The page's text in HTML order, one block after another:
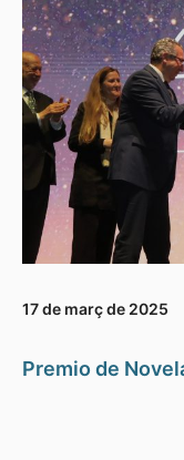
17 de març de 2025
Premio de